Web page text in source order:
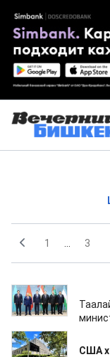
1 3
08.08.2024
01.08.2024
США